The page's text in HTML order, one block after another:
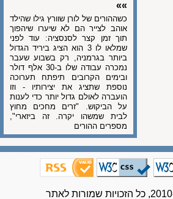
כשההורים של לורן שוורץ גילו שהילד
אוהב לצייר הם לא שיערו שיהפוך
תוך זמן קצר לסנסציה: עוד לפני
שמלאו לו 3 הוא הציג ביריד הגדול
ביותר בגרמניה, רק בשבוע שעבר
נמכרה עבודה שלו ב-30 אלף דולר
ובימים הקרובים תיפתח תערוכה
נוספת שתציג את יצירותיו - וזו
הועברה לאולם גדול יותר כדי לענות
על הביקוש. "זרים מחכים מחוץ
לבית שמשהו יקרה. זה ביזארי",
מספרים ההורים